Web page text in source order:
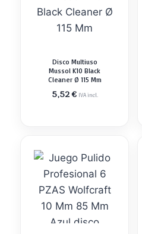
Disco Multiuso
Mussol K10 Black
Cleaner Ø 115 Mm
5,52€ IVA incl.